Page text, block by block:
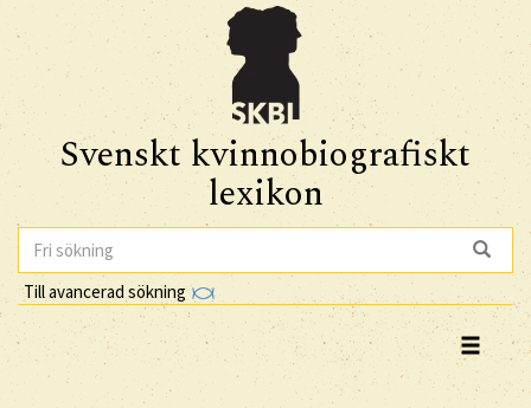
Svenskt kvinnobiografiskt
lexikon
Till avancerad sökning